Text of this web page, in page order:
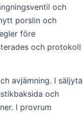
och
porslin och
före
och protokoll
avjämning. I säljyta
och
I provrum